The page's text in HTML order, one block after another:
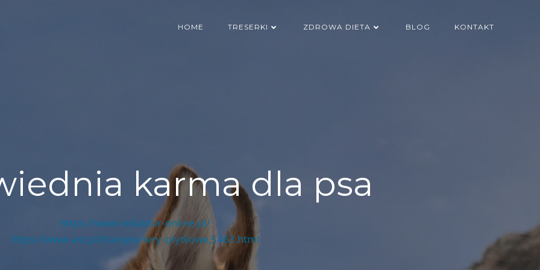
HOME TRESERKI ZDROWA DIETA BLOG KONTAKT
karma dla psa
https://www.redaktor-online.pl/
https://www.ast.pl/transportery-plytkowe,5463.html